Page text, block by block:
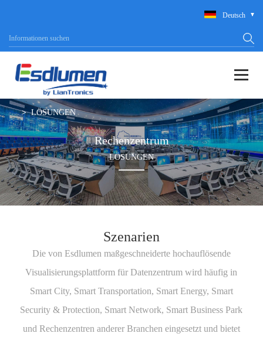
Deutsch
LÖSUNGEN
Rechenzentrum
LÖSUNGEN
Szenarien
Die von Esdlumen maßgeschneiderte hochauflösende
Visualisierungsplattform für Datenzentrum wird häufig in
Smart City, Smart Transportation, Smart Energy, Smart
Security & Protection, Smart Network, Smart Business Park
und Rechenzentren anderer Branchen eingesetzt und bietet